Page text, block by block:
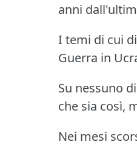
anni
I temi di cui
Guerra in
Su nessuno
che sia così,
Nei mesi